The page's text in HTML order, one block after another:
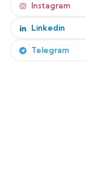
Instagram
Linkedin
Telegram